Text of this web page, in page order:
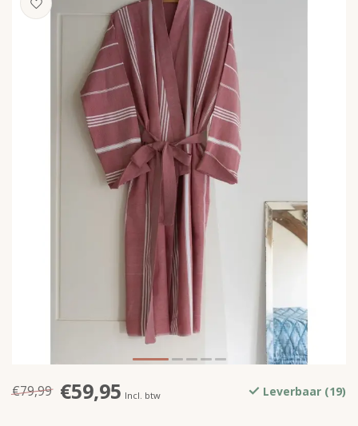
€79,99 €59,95 Incl. btw Leverbaar (19)